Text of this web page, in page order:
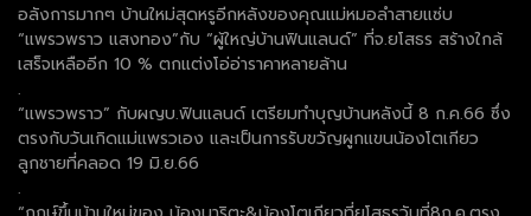
อลังการมากๆ บ้านใหม่สุดหรูอีกหลังของคุณแม่หมอลำสายแซ่บ
“แพรวพราว แสงทอง”กับ “ผู้ใหญ่บ้านฟินแลนด์” ที่จ.ยโสธร สร้างใกล้
เสร็จเหลืออีก 10 % ตกแต่งโอ่อ่าราคาหลายล้าน
.
“แพรวพราว” กับผญบ.ฟินแลนด์ เตรียมทำบุญบ้านหลังนี้ 8 ก.ค.66 ซึ่ง
ตรงกับวันเกิดแม่แพรวเอง และเป็นการรับขวัญผูกแขนน้องโตเกียว
ลูกชายที่คลอด 19 มิ.ย.66
.